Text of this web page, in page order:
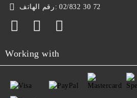
رقم الهاتف: 02/832 30 72
Working with